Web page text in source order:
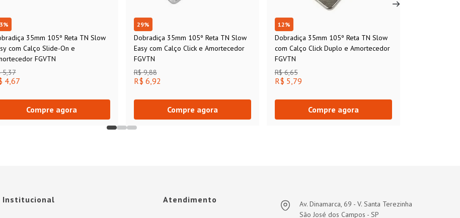
%
35mm 105º Reta TN Slow
com Calço Slide-On e
FGVTN
5,37
4,67
Compre agora
29%
Dobradiça 35mm 105º Reta TN Slow
Easy com Calço Click e Amortecedor
FGVTN
R$ 9,88
R$ 6,92
Compre agora
12%
Dobradiça 35mm 105º Reta TN Slow
com Calço Click Duplo e Amortecedor
FGVTN
R$ 6,65
R$ 5,79
Compre agora
Institucional Atendimento
Av. Dinamarca, 69 - V. Santa Terezinha
São José dos Campos - SP